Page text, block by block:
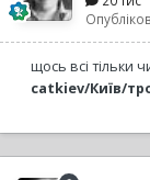
щось всі тільки
catkiev/Київ/